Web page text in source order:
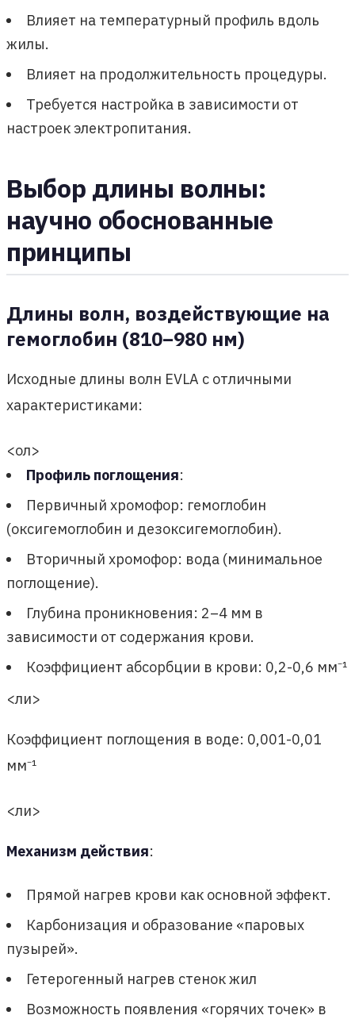
Влияет на температурный профиль вдоль
жилы.
Влияет на продолжительность процедуры.
Требуется настройка в зависимости от
настроек электропитания.
Выбор длины волны:
научно обоснованные
принципы
Длины волн, воздействующие на
гемоглобин (810–980 нм)
Исходные длины волн EVLA с отличными
характеристиками:
<ол>
Профиль поглощения:
Первичный хромофор: гемоглобин
(оксигемоглобин и дезоксигемоглобин).
Вторичный хромофор: вода (минимальное
поглощение).
Глубина проникновения: 2–4 мм в
зависимости от содержания крови.
Коэффициент абсорбции в крови: 0,2-0,6 мм⁻¹
<ли>
Коэффициент поглощения в воде: 0,001-0,01
мм⁻¹
<ли>
Механизм действия:
Прямой нагрев крови как основной эффект.
Карбонизация и образование «паровых
пузырей».
Гетерогенный нагрев стенок жил
Возможность появления «горячих точек» в